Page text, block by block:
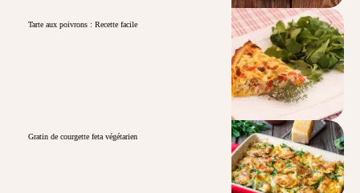
Tarte aux poivrons : Recette facile
Gratin de courgette feta végétarien